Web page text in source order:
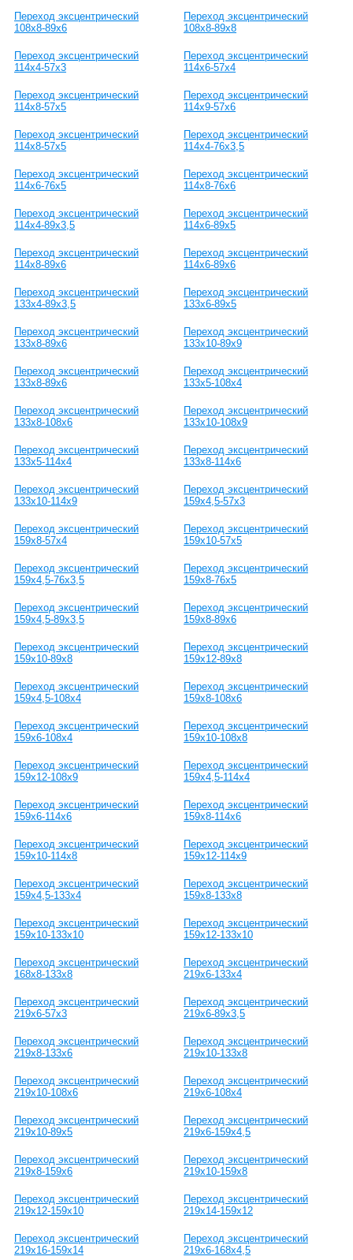
Переход эксцентрический
108х8-89х6
Переход эксцентрический
108х8-89х8
Переход эксцентрический
114х4-57х3
Переход эксцентрический
114х6-57х4
Переход эксцентрический
114х8-57х5
Переход эксцентрический
114х9-57х6
Переход эксцентрический
114х8-57х5
Переход эксцентрический
114х4-76х3,5
Переход эксцентрический
114х6-76х5
Переход эксцентрический
114х8-76х6
Переход эксцентрический
114х4-89х3,5
Переход эксцентрический
114х6-89х5
Переход эксцентрический
114х8-89х6
Переход эксцентрический
114х6-89х6
Переход эксцентрический
133х4-89х3,5
Переход эксцентрический
133х6-89х5
Переход эксцентрический
133х8-89х6
Переход эксцентрический
133х10-89х9
Переход эксцентрический
133х8-89х6
Переход эксцентрический
133х5-108х4
Переход эксцентрический
133х8-108х6
Переход эксцентрический
133х10-108х9
Переход эксцентрический
133х5-114х4
Переход эксцентрический
133х8-114х6
Переход эксцентрический
133х10-114х9
Переход эксцентрический
159х4,5-57х3
Переход эксцентрический
159х8-57х4
Переход эксцентрический
159х10-57х5
Переход эксцентрический
159х4,5-76х3,5
Переход эксцентрический
159х8-76х5
Переход эксцентрический
159х4,5-89х3,5
Переход эксцентрический
159х8-89х6
Переход эксцентрический
159х10-89х8
Переход эксцентрический
159х12-89х8
Переход эксцентрический
159х4,5-108х4
Переход эксцентрический
159х8-108х6
Переход эксцентрический
159х6-108х4
Переход эксцентрический
159х10-108х8
Переход эксцентрический
159х12-108х9
Переход эксцентрический
159х4,5-114х4
Переход эксцентрический
159х6-114х6
Переход эксцентрический
159х8-114х6
Переход эксцентрический
159х10-114х8
Переход эксцентрический
159х12-114х9
Переход эксцентрический
159х4,5-133х4
Переход эксцентрический
159х8-133х8
Переход эксцентрический
159х10-133х10
Переход эксцентрический
159х12-133х10
Переход эксцентрический
168х8-133х8
Переход эксцентрический
219х6-133х4
Переход эксцентрический
219х6-57х3
Переход эксцентрический
219х6-89х3,5
Переход эксцентрический
219х8-133х6
Переход эксцентрический
219х10-133х8
Переход эксцентрический
219х10-108х6
Переход эксцентрический
219х6-108х4
Переход эксцентрический
219х10-89х5
Переход эксцентрический
219х6-159х4,5
Переход эксцентрический
219х8-159х6
Переход эксцентрический
219х10-159х8
Переход эксцентрический
219х12-159х10
Переход эксцентрический
219х14-159х12
Переход эксцентрический
219х16-159х14
Переход эксцентрический
219х6-168х4,5